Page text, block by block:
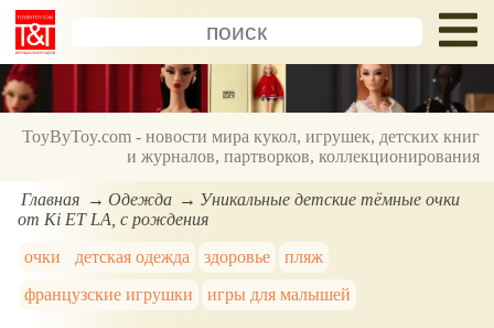
ToyByToy.com - новости мира кукол, игрушек, детских книг
и журналов, партворков, коллекционирования
Главная Одежда
Уникальные детские тёмные очки
от Ki ET LA, с рождения
очки
детская одежда здоровье
пляж
французские игрушки
игры для малышей